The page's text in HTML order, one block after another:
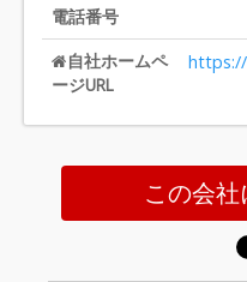
電話番号
自社ホームペ
ージURL
この会